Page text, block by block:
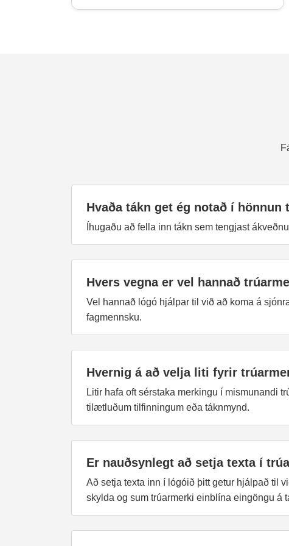
Hvaða tákn get ég notað í hönnun
Íhugaðu að fella inn tákn sem tengjast
Hvers vegna er vel hannað
Vel hannað lógó hjálpar til við að koma á
fagmennsku.
Hvernig á að velja liti fyrir
Litir hafa oft sérstaka merkingu í mismunandi
tilætluðum tilfinningum eða táknmynd.
Er nauðsynlegt að setja texta í
Að setja texta inn í lógóið þitt getur hjálpað til
skylda og sum trúarmerki einblína eingöngu á